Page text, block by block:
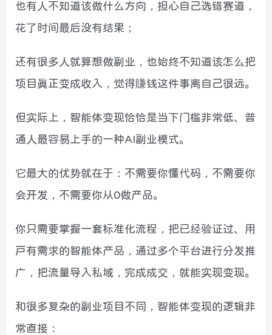
也有人不知道该做什么方向，担心自己选错赛道，
花了时间最后没有结果；
还有很多人就算想做副业，也始终不知道该怎么把
项目真正变成收入，觉得賺钱这件事离自己很远。
但实际上，智能体变现恰恰是当下门槛非常低、普
通人最容易上手的一种AI副业模式。
它最大的优势就在于：不需要你懂代码，不需要你
会开发，不需要你从0做产品。
你只需要掌握一套标准化流程，把已经验证过、用
户有需求的智能体产品，通过多个平台进行分发推
广，把流量导入私域，完成成交，就能实现变现。
和很多复杂的副业项目不同，智能体变现的逻辑非
常直接：